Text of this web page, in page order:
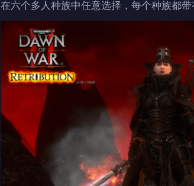
在六个多人种族中任意选择，每个种族都带